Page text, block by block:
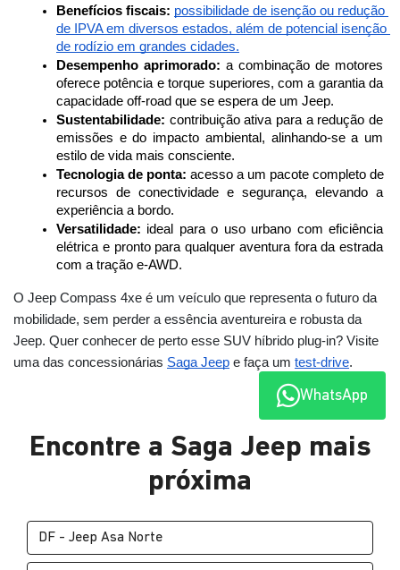
Benefícios fiscais: possibilidade de isenção ou redução
de IPVA em diversos estados, além de potencial isenção
de rodízio em grandes cidades.
Desempenho aprimorado: a combinação de motores
oferece potência e torque superiores, com a garantia da
capacidade off-road que se espera de um Jeep.
Sustentabilidade: contribuição ativa para a redução de
emissões e do impacto ambiental, alinhando-se a um
estilo de vida mais consciente.
Tecnologia de ponta: acesso a um pacote completo de
recursos de conectividade e segurança, elevando a
experiência a bordo.
Versatilidade: ideal para o uso urbano com eficiência
elétrica e pronto para qualquer aventura fora da estrada
com a tração e-AWD.
O Jeep Compass 4xe é um veículo que representa o futuro da
mobilidade, sem perder a essência aventureira e robusta da
Jeep. Quer conhecer de perto esse SUV híbrido plug-in? Visite
uma das concessionárias Saga Jeep e faça um test-drive.
Encontre a Saga Jeep mais
próxima
DF - Jeep Asa Norte
WhatsApp